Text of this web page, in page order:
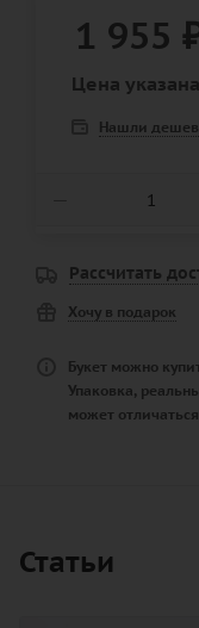
1 955
Цена
Нашли
Рассчитать
Хочу в подарок
Букет можно
Упаковка,
может
Статьи